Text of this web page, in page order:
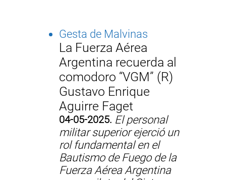
Gesta de Malvinas
La Fuerza Aérea
Argentina recuerda al
comodoro “VGM” (R)
Gustavo Enrique
Aguirre Faget
04-05-2025. El personal
militar superior ejerció un
rol fundamental en el
Bautismo de Fuego de la
Fuerza Aérea Argentina